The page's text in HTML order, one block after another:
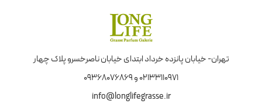
تهران- خیابان پانزده خرداد ابتدای خیابان ناصرخسرو پلاک چهار
02133110971 و 09368076869
info@longlifegrasse.ir